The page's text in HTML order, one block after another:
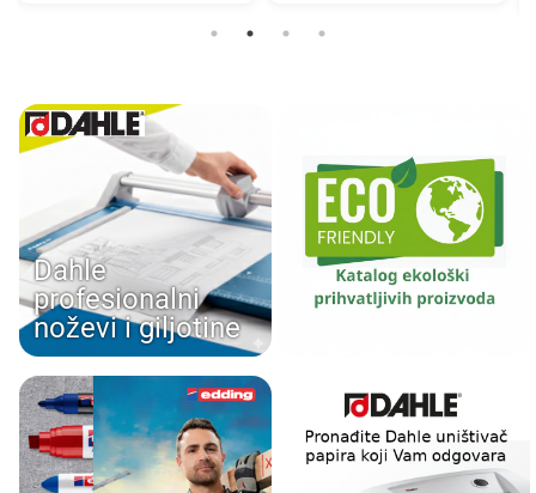
Dahle
profesionalni
noževi i giljotine